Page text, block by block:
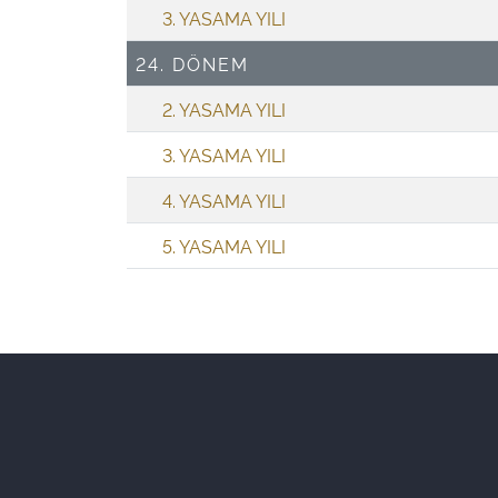
3. YASAMA YILI
24. DÖNEM
2. YASAMA YILI
3. YASAMA YILI
4. YASAMA YILI
5. YASAMA YILI